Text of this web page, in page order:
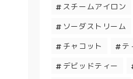
スチームアイロン
ソーダストリーム
チャコット
テ
デビッドティー